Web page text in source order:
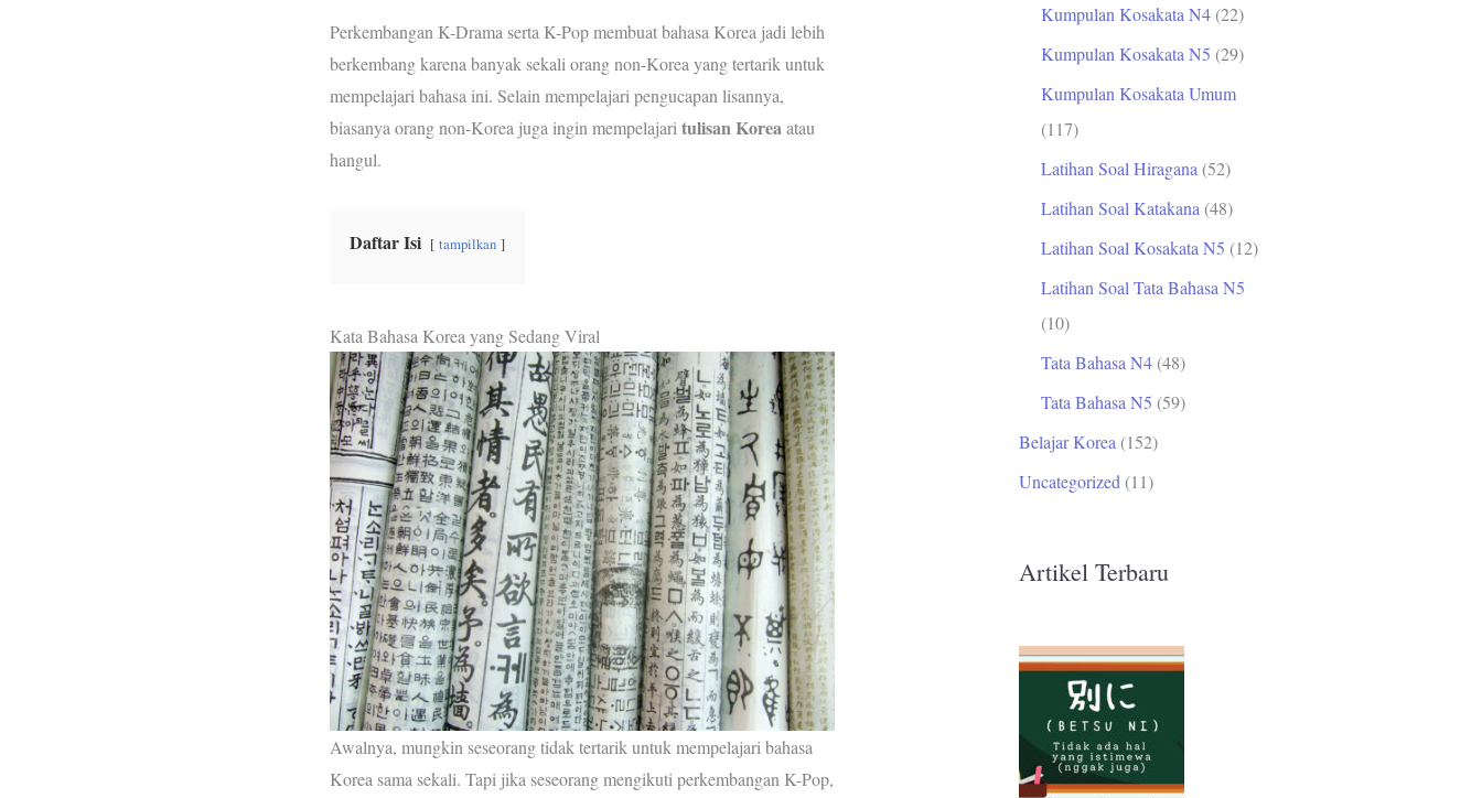
Perkembangan K-Drama serta K-Pop membuat bahasa Korea jadi lebih
berkembang karena banyak sekali orang non-Korea yang tertarik untuk
mempelajari bahasa ini. Selain mempelajari pengucapan lisannya,
biasanya orang non-Korea juga ingin mempelajari tulisan Korea atau
hangul.
Daftar Isi tampilkan
Kata Bahasa Korea yang Sedang Viral
Awalnya, mungkin seseorang tidak tertarik untuk mempelajari bahasa
Korea sama sekali. Tapi jika seseorang mengikuti perkembangan K-Pop,
Kumpulan Kosakata N4 (22)
Kumpulan Kosakata N5 (29)
Kumpulan Kosakata Umum
(117)
Latihan Soal Hiragana (52)
Latihan Soal Katakana (48)
Latihan Soal Kosakata N5 (12)
Latihan Soal Tata Bahasa N5
(10)
Tata Bahasa N4 (48)
Tata Bahasa N5 (59)
Belajar Korea (152)
Uncategorized (11)
Artikel Terbaru